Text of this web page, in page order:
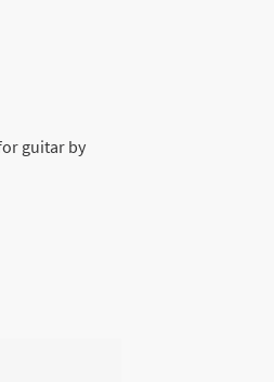
guitar by